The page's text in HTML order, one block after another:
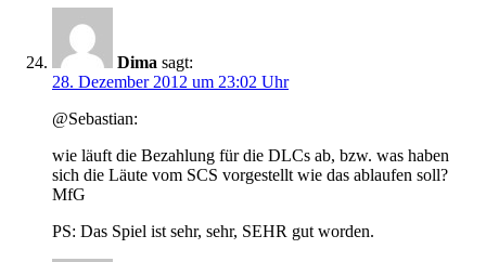
Dima sagt:
28. Dezember 2012 um 23:02 Uhr
@Sebastian:
wie läuft die Bezahlung für die DLCs ab, bzw. was haben
sich die Läute vom SCS vorgestellt wie das ablaufen soll?
MfG
PS: Das Spiel ist sehr, sehr, SEHR gut worden.